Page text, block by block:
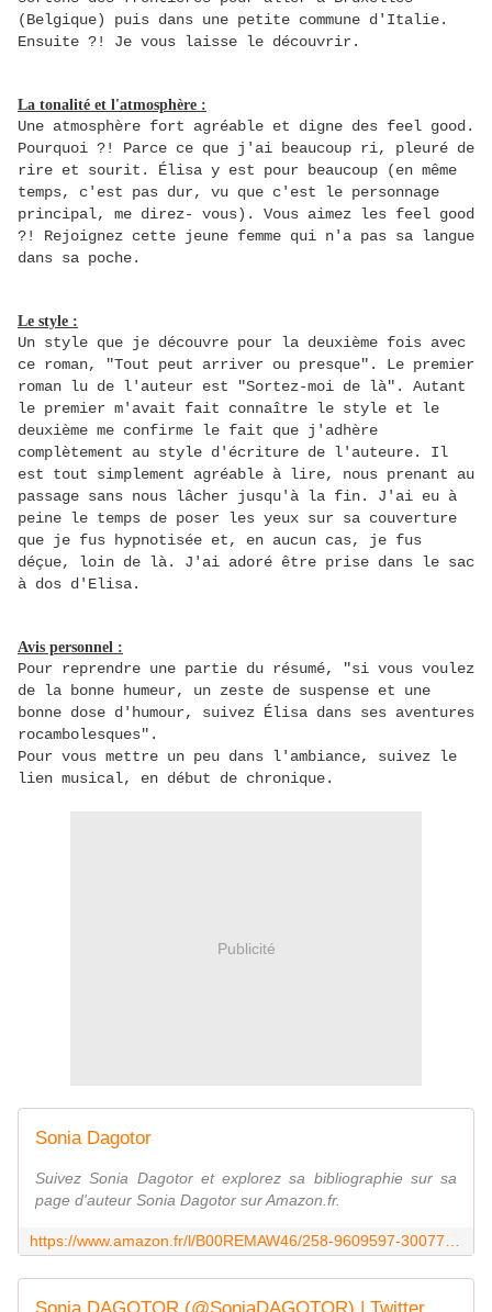
(Belgique) puis dans une petite commune d'Italie.
Ensuite ?! Je vous laisse le découvrir.
La tonalité et l'atmosphère :
Une atmosphère fort agréable et digne des feel good.
Pourquoi ?! Parce ce que j'ai beaucoup ri, pleuré de
rire et sourit. Élisa y est pour beaucoup (en même
temps, c'est pas dur, vu que c'est le personnage
principal, me direz- vous). Vous aimez les feel good
?! Rejoignez cette jeune femme qui n'a pas sa langue
dans sa poche.
Le style :
Un style que je découvre pour la deuxième fois avec
ce roman, "Tout peut arriver ou presque". Le premier
roman lu de l'auteur est "Sortez-moi de là". Autant
le premier m'avait fait connaître le style et le
deuxième me confirme le fait que j'adhère
complètement au style d'écriture de l'auteure. Il
est tout simplement agréable à lire, nous prenant au
passage sans nous lâcher jusqu'à la fin. J'ai eu à
peine le temps de poser les yeux sur sa couverture
que je fus hypnotisée et, en aucun cas, je fus
déçue, loin de là. J'ai adoré être prise dans le sac
à dos d'Elisa.
Avis personnel :
Pour reprendre une partie du résumé, "si vous voulez
de la bonne humeur, un zeste de suspense et une
bonne dose d'humour, suivez Élisa dans ses aventures
rocambolesques".
Pour vous mettre un peu dans l'ambiance, suivez le
lien musical, en début de chronique.
Publicité
Sonia Dagotor
Suivez Sonia Dagotor et explorez sa bibliographie sur sa
page d'auteur Sonia Dagotor sur Amazon.fr.